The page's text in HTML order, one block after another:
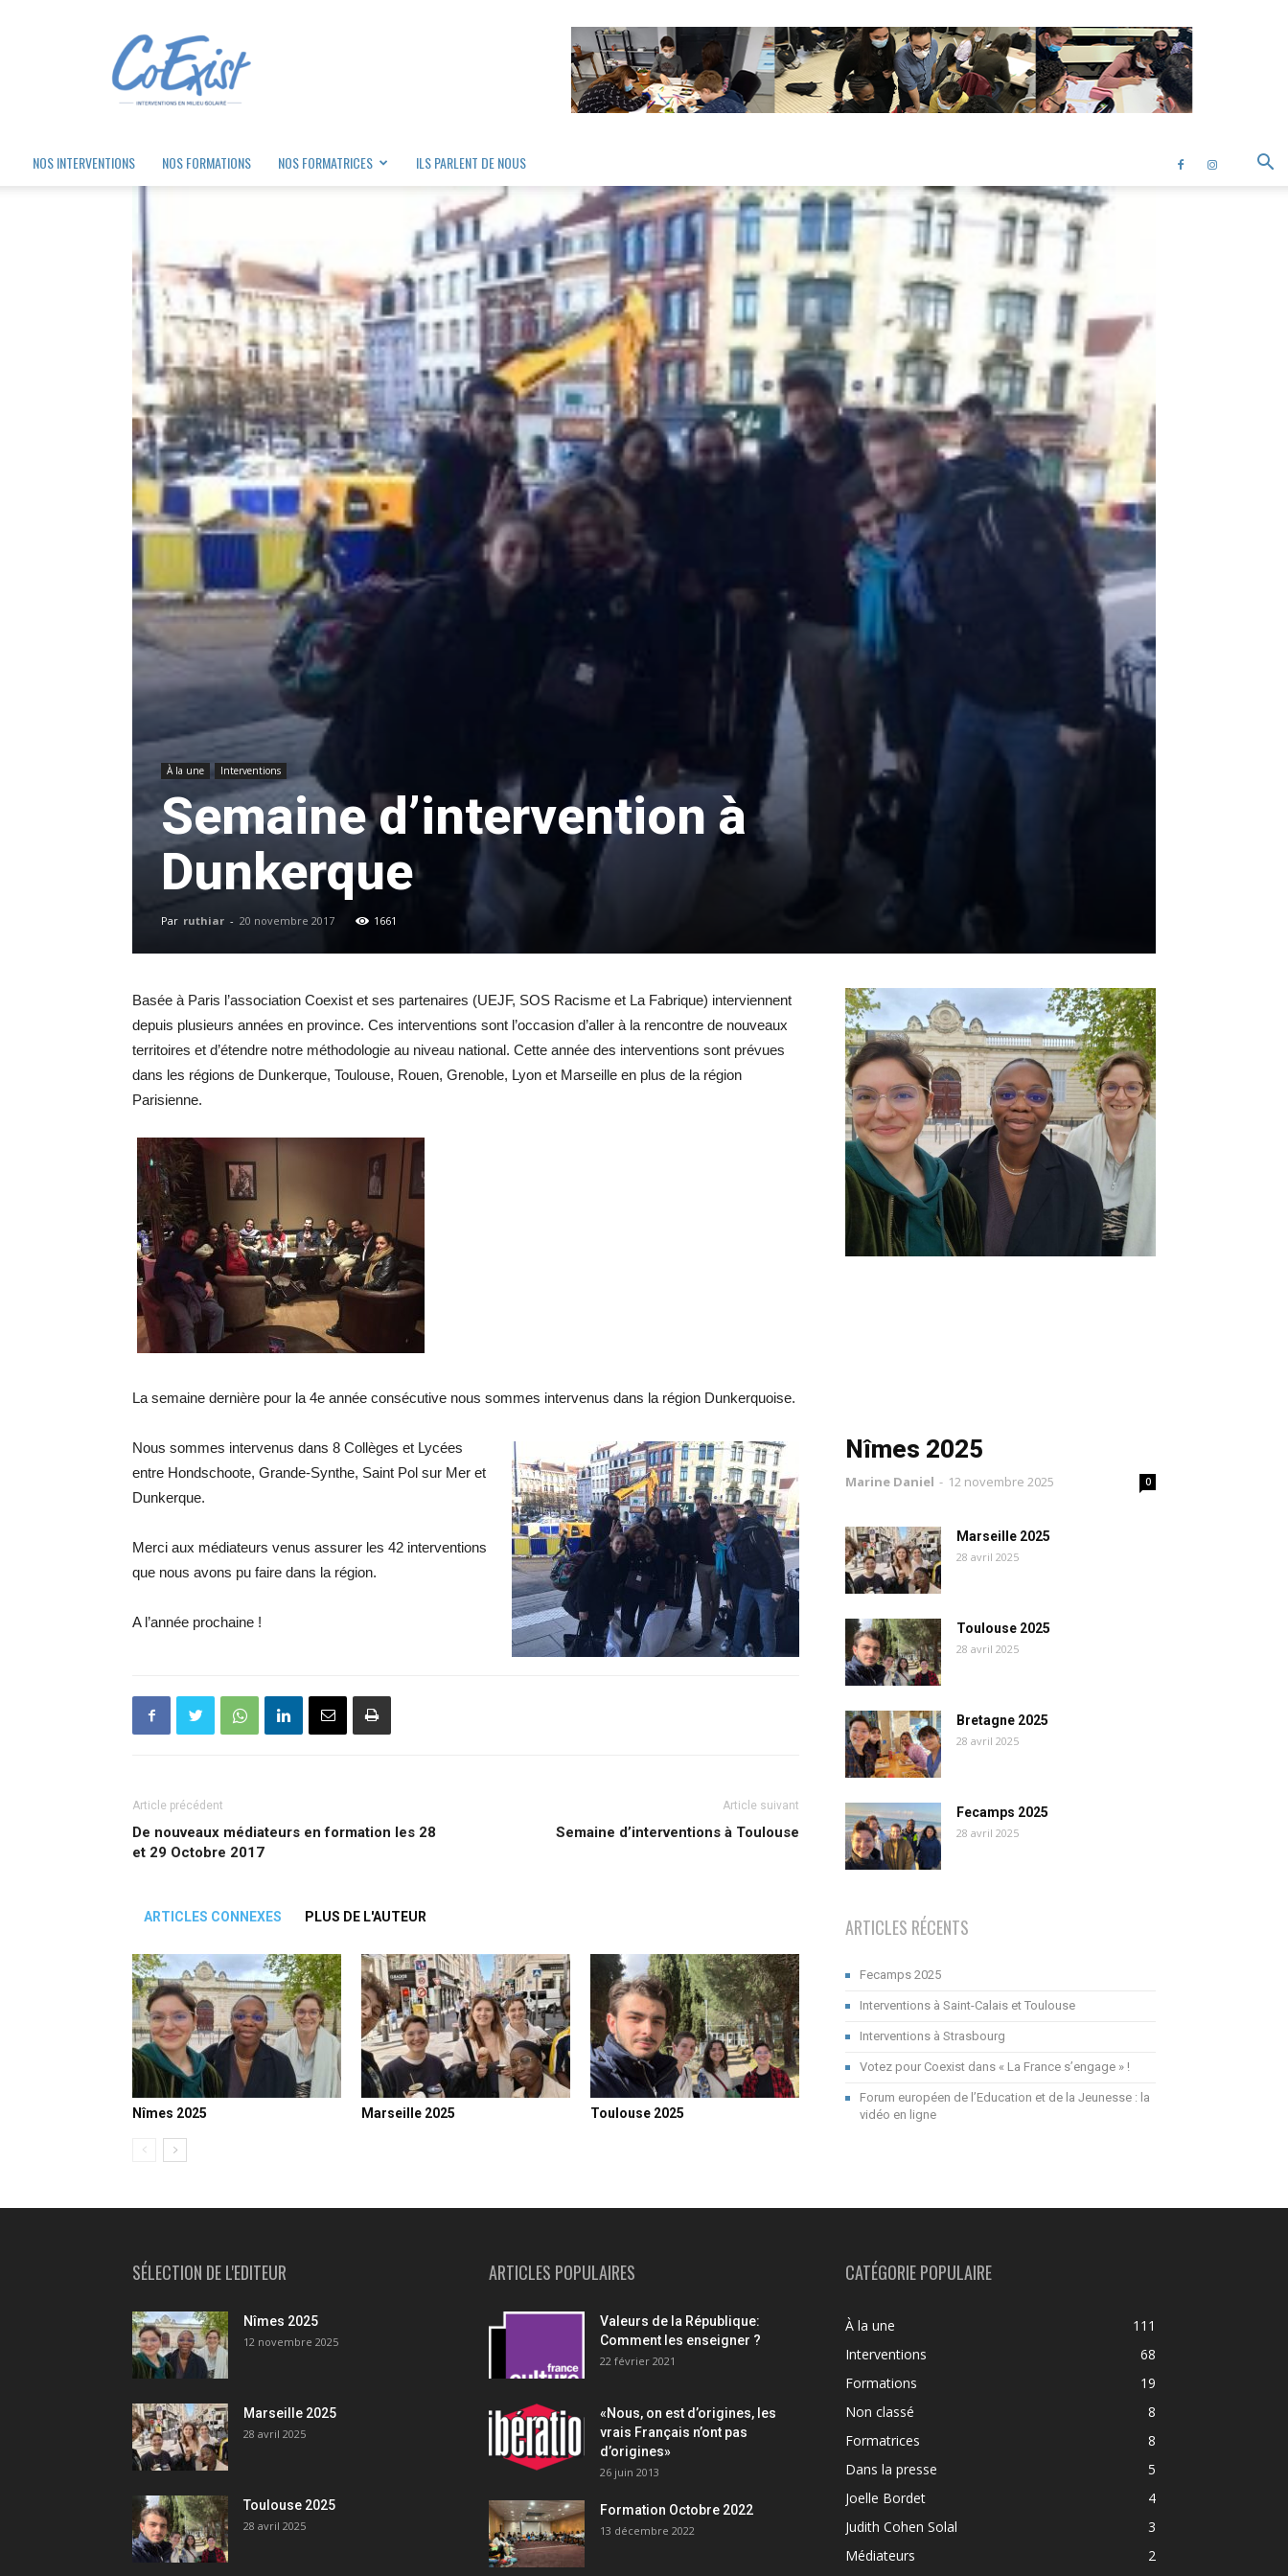
Coexist
NOS INTERVENTIONS NOS FORMATIONS NOS FORMATRICES ILS PARLENT DE NOUS
À la une Interventions
Semaine d’intervention à
Dunkerque
Par ruthiar - 20 novembre 2017 1661
Basée à Paris l’association Coexist et ses partenaires (UEJF, SOS Racisme et La Fabrique) interviennent
depuis plusieurs années en province. Ces interventions sont l’occasion d’aller à la rencontre de nouveaux
territoires et d’étendre notre méthodologie au niveau national. Cette année des interventions sont prévues
dans les régions de Dunkerque, Toulouse, Rouen, Grenoble, Lyon et Marseille en plus de la région
Parisienne.
La semaine dernière pour la 4e année consécutive nous sommes intervenus dans la région Dunkerquoise.
Nous sommes intervenus dans 8 Collèges et Lycées
entre Hondschoote, Grande-Synthe, Saint Pol sur Mer et
Dunkerque.
Merci aux médiateurs venus assurer les 42 interventions
que nous avons pu faire dans la région.
A l’année prochaine !
Article précédent
De nouveaux médiateurs en formation les 28
et 29 Octobre 2017
Article suivant
Semaine d’interventions à Toulouse
ARTICLES CONNEXES PLUS DE L'AUTEUR
Nîmes 2025 Marseille 2025 Toulouse 2025
Nîmes 2025
Marine Daniel - 12 novembre 2025 0
Marseille 2025
28 avril 2025
Toulouse 2025
28 avril 2025
Bretagne 2025
28 avril 2025
Fecamps 2025
28 avril 2025
ARTICLES RÉCENTS
Fecamps 2025
Interventions à Saint-Calais et Toulouse
Interventions à Strasbourg
Votez pour Coexist dans « La France s’engage » !
Forum européen de l’Education et de la Jeunesse : la
vidéo en ligne
SÉLECTION DE L'EDITEUR
Nîmes 2025
12 novembre 2025
Marseille 2025
28 avril 2025
Toulouse 2025
28 avril 2025
ARTICLES POPULAIRES
Valeurs de la République:
Comment les enseigner ?
22 février 2021
«Nous, on est d’origines, les
vrais Français n’ont pas
d’origines»
26 juin 2013
Formation Octobre 2022
13 décembre 2022
CATÉGORIE POPULAIRE
À la une
111
Interventions
68
Formations
19
Non classé
8
Formatrices
8
Dans la presse
5
Joelle Bordet
4
Judith Cohen Solal
3
Médiateurs
2